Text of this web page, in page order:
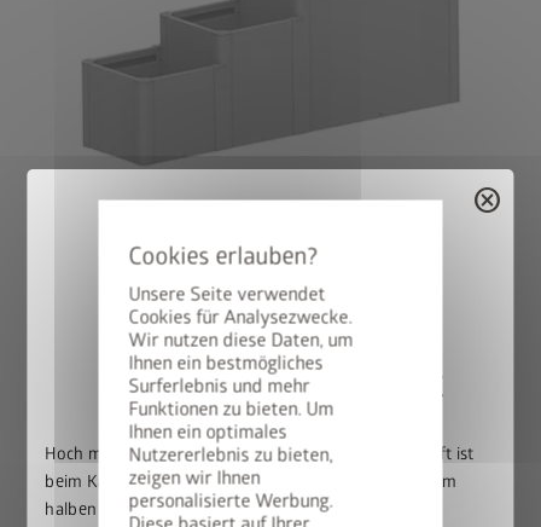
Unsere Seite verwendet
Cookies für Analysezwecke.
Wir nutzen diese Daten, um
Ihnen ein bestmögliches
Surferlebnis und mehr
Funktionen zu bieten. Um
Ihnen ein optimales
Nutzererlebnis zu bieten,
zeigen wir Ihnen
personalisierte Werbung.
Version 3
DaVinci als Blumenbeet
Kombination aus verschiedenen Höhen und Längen.
Häufige Fragen zu
unserem DaVinci
cancel
50% auf den BikeLift
Hoch mit dem Bike. Runter mit dem Preis: Der BikeLift ist
beim Kauf eines passenden Biohort Gerätehauses zum
halben Preis erhältlich.